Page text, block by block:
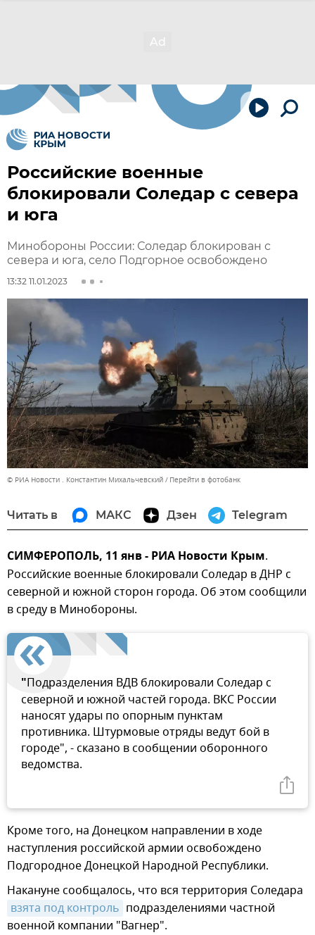
Российские военные
блокировали Соледар с севера
и юга
Минобороны России: Соледар блокирован с
севера и юга, село Подгорное освобождено
13:32 11.01.2023
© РИА Новости . Константин Михальчевский Перейти в фотобанк
Читать в МАКС Дзен Telegram
СИМФЕРОПОЛЬ, 11 янв - РИА Новости Крым.
Российские военные блокировали Соледар в ДНР с
северной и южной сторон города. Об этом сообщили
в среду в Минобороны.
"Подразделения ВДВ блокировали Соледар с
северной и южной частей города. ВКС России
наносят удары по опорным пунктам
противника. Штурмовые отряды ведут бой в
городе", - сказано в сообщении оборонного
ведомства.
Кроме того, на Донецком направлении в ходе
наступления российской армии освобождено
Подгородное Донецкой Народной Республики.
Накануне сообщалось, что вся территория Соледара
взята под контроль подразделениями частной
военной компании "Вагнер".